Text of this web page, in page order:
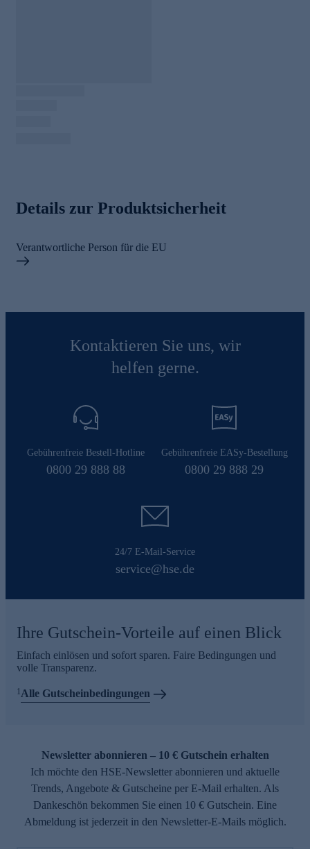
Details zur Produktsicherheit
Verantwortliche Person für die EU
Kontaktieren Sie uns, wir
helfen gerne.
Gebührenfreie Bestell-Hotline
0800 29 888 88
Gebührenfreie EASy-Bestellung
0800 29 888 29
24/7 E-Mail-Service
service@hse.de
Ihre Gutschein-Vorteile auf einen Blick
Einfach einlösen und sofort sparen. Faire Bedingungen und
volle Transparenz.
1 Alle Gutscheinbedingungen
Newsletter abonnieren – 10 € Gutschein erhalten
Ich möchte den HSE-Newsletter abonnieren und aktuelle
Trends, Angebote & Gutscheine per E-Mail erhalten. Als
Dankeschön bekommen Sie einen 10 € Gutschein. Eine
Abmeldung ist jederzeit in den Newsletter-E-Mails möglich.